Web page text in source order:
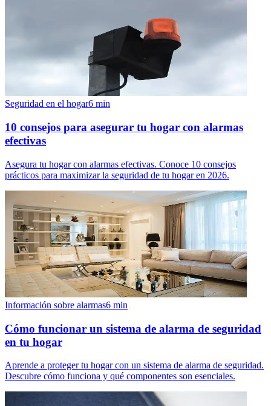
Seguridad en el hogar6 min
10 consejos para asegurar tu hogar con alarmas
efectivas
Asegura tu hogar con alarmas efectivas. Conoce 10 consejos
prácticos para maximizar la seguridad de tu hogar en 2026.
Información sobre alarmas6 min
Cómo funcionar un sistema de alarma de seguridad
en tu hogar
Aprende a proteger tu hogar con un sistema de alarma de seguridad.
Descubre cómo funciona y qué componentes son esenciales.